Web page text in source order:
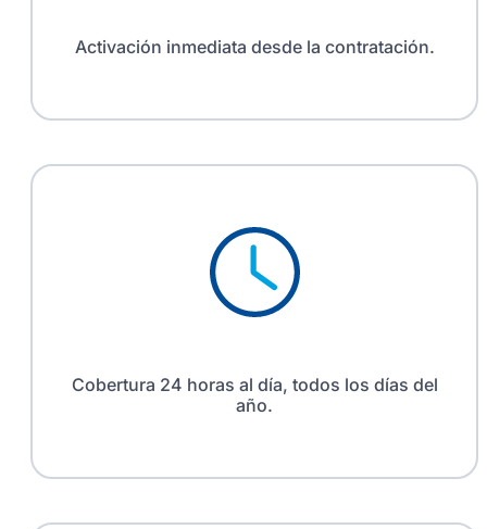
Activación inmediata desde la contratación.
Cobertura 24 horas al día, todos los días del
año.